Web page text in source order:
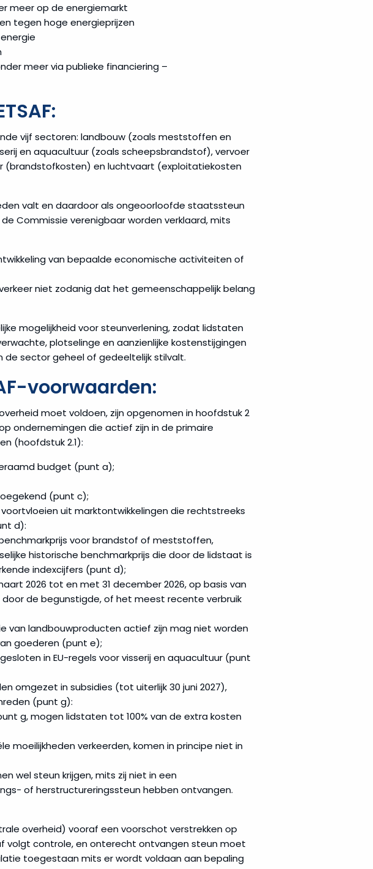
meer op de energiemarkt
tegen hoge energieprijzen
meer via publieke financiering –
vijf sectoren: landbouw (zoals meststoffen en
en aquacultuur (zoals scheepsbrandstof), vervoer
(brandstofkosten) en luchtvaart (exploitatiekosten
valt en daardoor als ongeoorloofde staatssteun
Commissie verenigbaar worden verklaard, mits
van bepaalde economische activiteiten of
niet zodanig dat het gemeenschappelijk belang
mogelijkheid voor steunverlening, zodat lidstaten
plotselinge en aanzienlijke kostenstijgingen
sector geheel of gedeeltelijk stilvalt.
voorwaarden:
moet voldoen, zijn opgenomen in hoofdstuk 2
ondernemingen die actief zijn in de primaire
(hoofdstuk 2.1):
budget (punt a);
(punt c);
uit marktontwikkelingen die rechtstreeks
d):
voor brandstof of meststoffen,
historische benchmarkprijs die door de lidstaat is
indexcijfers (punt d);
2026 tot en met 31 december 2026, op basis van
de begunstigde, of het meest recente verbruik
van landbouwproducten actief zijn mag niet worden
goederen (punt e);
in EU-regels voor visserij en aquacultuur (punt
omgezet in subsidies (tot uiterlijk 30 juni 2027),
(punt g):
g, mogen lidstaten tot 100% van de extra kosten
moeilijkheden verkeerden, komen in principe niet in
wel steun krijgen, mits zij niet in een
of herstructureringssteun hebben ontvangen.
overheid) vooraf een voorschot verstrekken op
volgt controle, en onterecht ontvangen steun moet
toegestaan mits er wordt voldaan aan bepaling